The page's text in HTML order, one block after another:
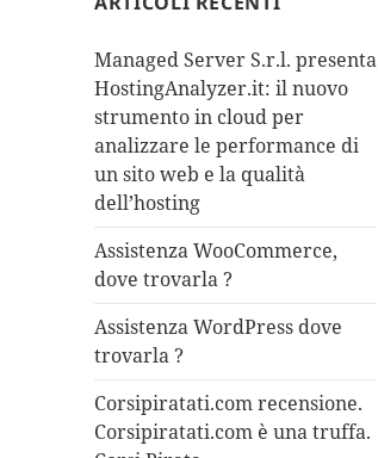
Managed Server S.r.l. presenta
HostingAnalyzer.it: il nuovo
strumento in cloud per
analizzare le performance di
un sito web e la qualità
dell’hosting
Assistenza WooCommerce,
dove trovarla ?
Assistenza WordPress dove
trovarla ?
Corsipiratati.com recensione.
Corsipiratati.com è una truffa.